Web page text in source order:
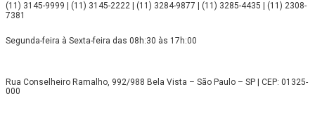
(11) 3145-9999 | (11) 3145-2222 | (11) 3284-9877 | (11) 3285-4435 | (11) 2308-
7381
Segunda-feira à Sexta-feira das 08h:30 às 17h:00
Rua Conselheiro Ramalho, 992/988 Bela Vista – São Paulo – SP | CEP: 01325-
000